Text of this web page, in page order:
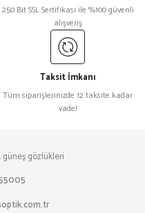
250 Bit SSL Sertifikası ile %100 güvenli
alışveriş
Taksit İmkanı
Tüm siparişlerinizde 12 taksite kadar
vade!
güneş gözlükleri